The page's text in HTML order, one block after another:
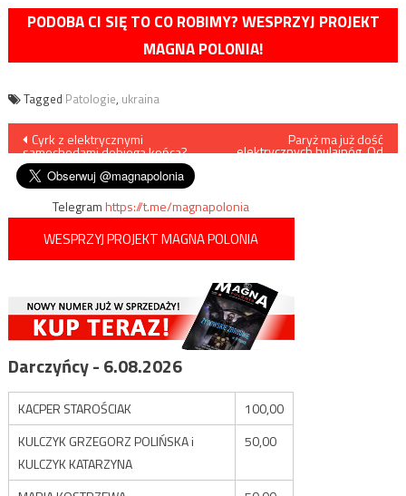
PODOBA CI SIĘ TO CO ROBIMY? WESPRZYJ PROJEKT
MAGNA POLONIA!
Tagged Patologie, ukraina
Nawigacja
wpisu
Cyrk z elektrycznymi
samochodami dobiega końca?
Paryż ma już dość
elektrycznych hulajnóg. Od
Telegramhttps://t.me/magnapolonia
WESPRZYJ PROJEKT MAGNA POLONIA
Darczyńcy - 6.08.2026
KACPER STAROŚCIAK
100,00
KULCZYK GRZEGORZ POLIŃSKA i
KULCZYK KATARZYNA
50,00